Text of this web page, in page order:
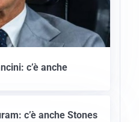
c’è anche
c’è anche Stones